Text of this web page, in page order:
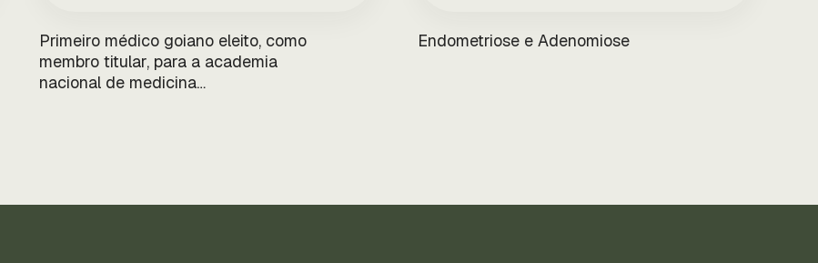
Primeiro médico goiano eleito, como
membro titular, para a academia
nacional de medicina…
Endometriose e Adenomiose